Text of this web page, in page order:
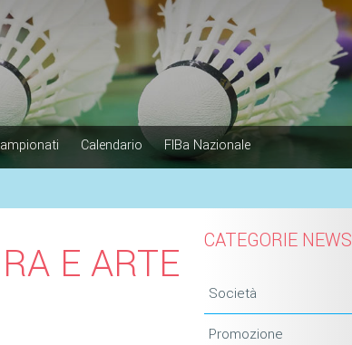
Calendario FIBa Nazionale
E ARTE CATEGORIE NEWS
Società
Promozione